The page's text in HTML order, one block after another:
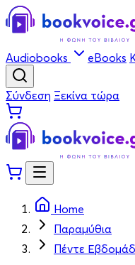
Audiobooks eBooks
Σύνδεση Ξεκίνα τώρα
Home
Παραμύθια
Πέντε